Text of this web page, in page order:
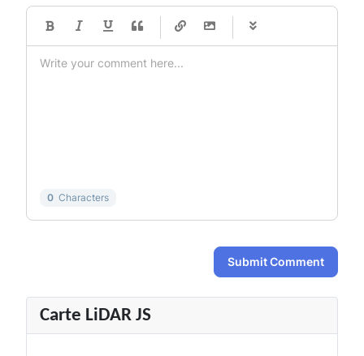
-
-
-
-
0 Characters
Submit Comment
Carte LiDAR JS